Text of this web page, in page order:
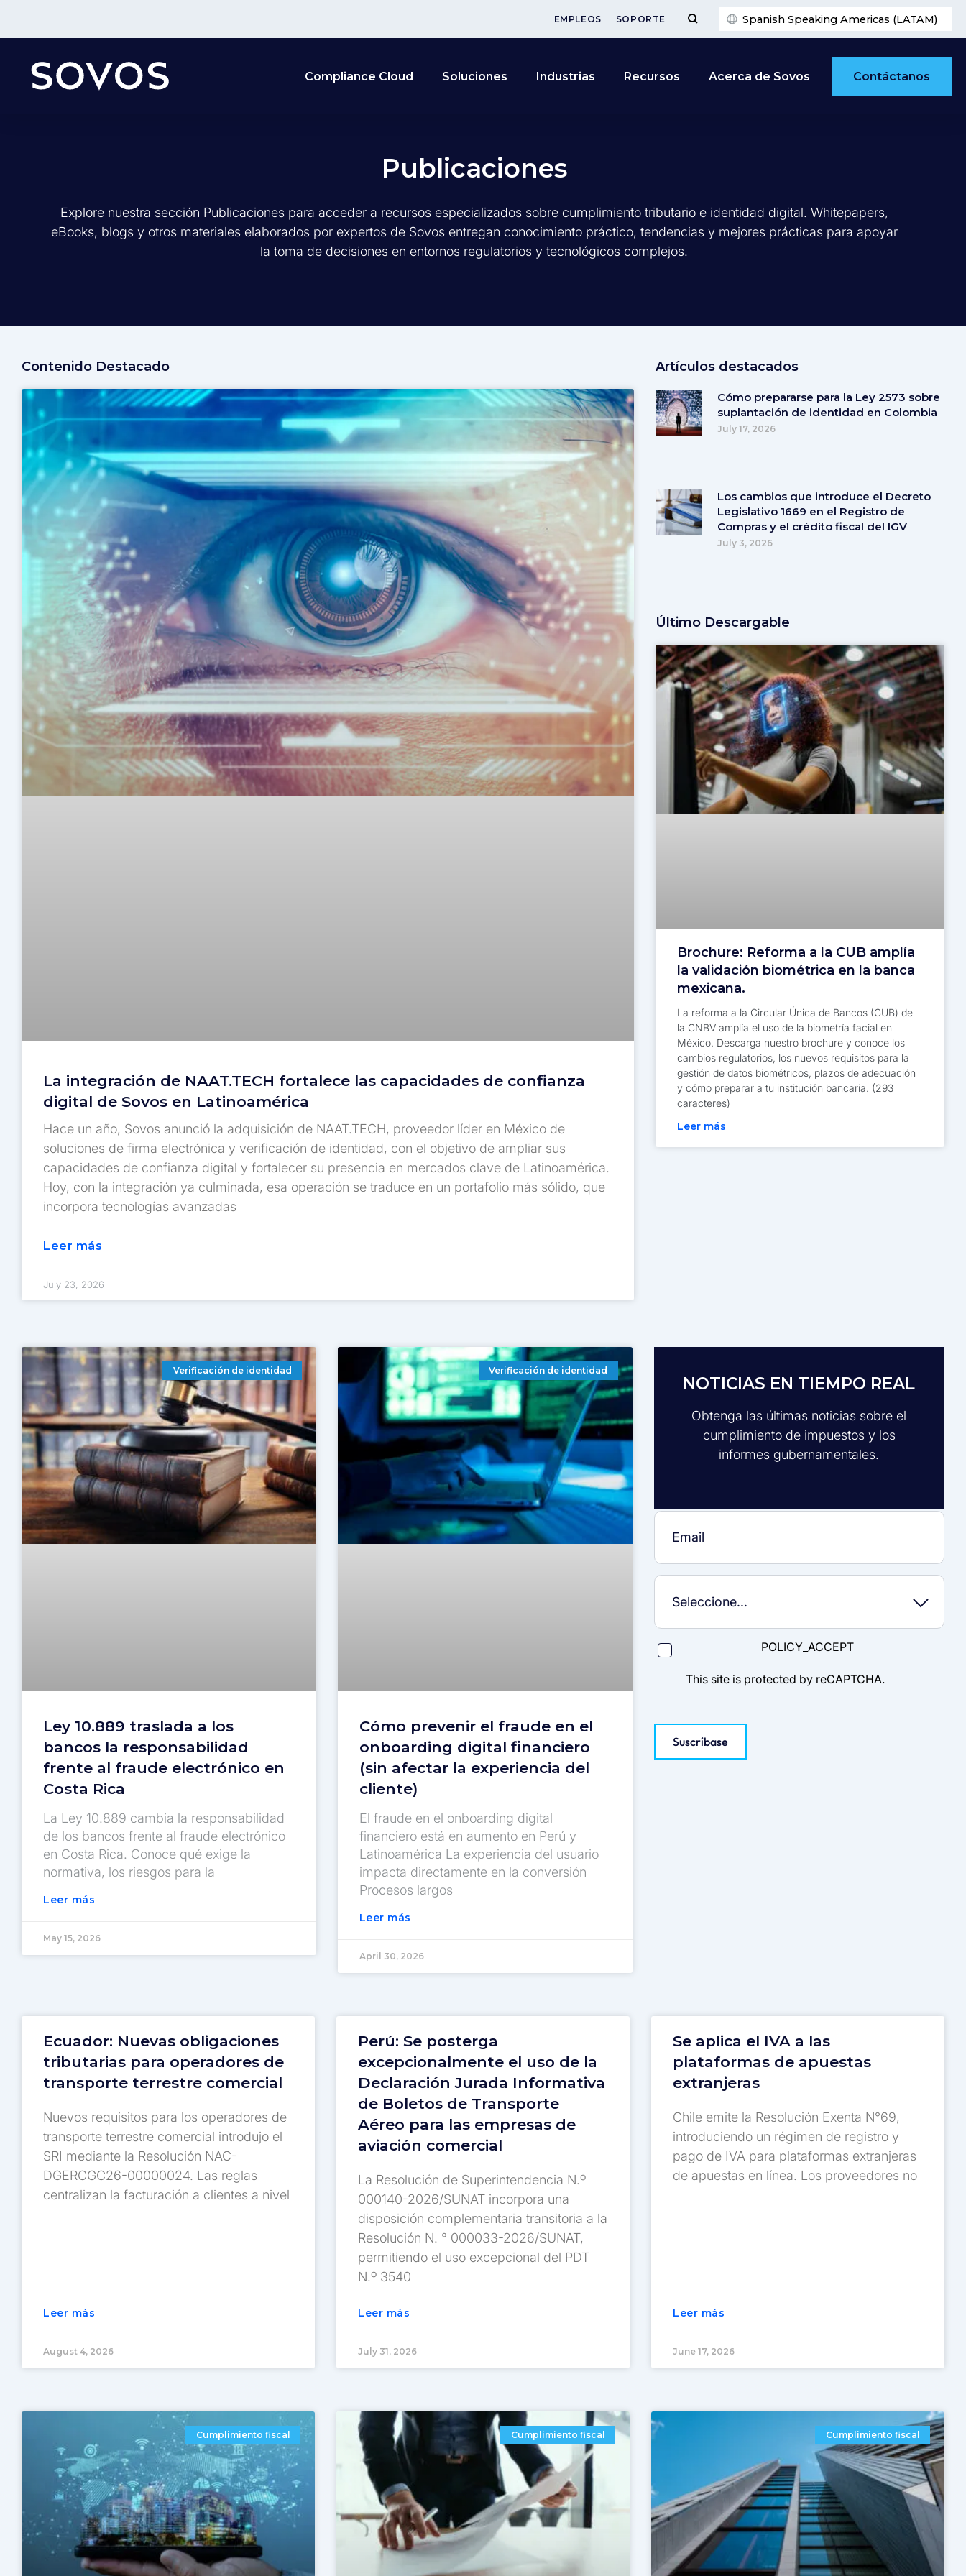
EMPLEOS SOPORTE Spanish Speaking Americas (LATAM)
Compliance Cloud Soluciones Industrias Recursos Acerca de Sovos Contáctanos
Publicaciones
Explore nuestra sección Publicaciones para acceder a recursos especializados sobre cumplimiento tributario e identidad digital. Whitepapers,
eBooks, blogs y otros materiales elaborados por expertos de Sovos entregan conocimiento práctico, tendencias y mejores prácticas para apoyar
la toma de decisiones en entornos regulatorios y tecnológicos complejos.
Contenido Destacado
La integración de NAAT.TECH fortalece las capacidades de confianza
digital de Sovos en Latinoamérica
Hace un año, Sovos anunció la adquisición de NAAT.TECH, proveedor líder en México de
soluciones de firma electrónica y verificación de identidad, con el objetivo de ampliar sus
capacidades de confianza digital y fortalecer su presencia en mercados clave de Latinoamérica.
Hoy, con la integración ya culminada, esa operación se traduce en un portafolio más sólido, que
incorpora tecnologías avanzadas
Leer más
July 23, 2026
Artículos destacados
Cómo prepararse para la Ley 2573 sobre
suplantación de identidad en Colombia
July 17, 2026
Los cambios que introduce el Decreto
Legislativo 1669 en el Registro de
Compras y el crédito fiscal del IGV
July 3, 2026
Último Descargable
Brochure: Reforma a la CUB amplía
la validación biométrica en la banca
mexicana.
La reforma a la Circular Única de Bancos (CUB) de
la CNBV amplía el uso de la biometría facial en
México. Descarga nuestro brochure y conoce los
cambios regulatorios, los nuevos requisitos para la
gestión de datos biométricos, plazos de adecuación
y cómo preparar a tu institución bancaria. (293
caracteres)
Leer más
Verificación de identidad
Ley 10.889 traslada a los
bancos la responsabilidad
frente al fraude electrónico en
Costa Rica
La Ley 10.889 cambia la responsabilidad
de los bancos frente al fraude electrónico
en Costa Rica. Conoce qué exige la
normativa, los riesgos para la
Leer más
May 15, 2026
Verificación de identidad
Cómo prevenir el fraude en el
onboarding digital financiero
(sin afectar la experiencia del
cliente)
El fraude en el onboarding digital
financiero está en aumento en Perú y
Latinoamérica La experiencia del usuario
impacta directamente en la conversión
Procesos largos
Leer más
April 30, 2026
NOTICIAS EN TIEMPO REAL
Obtenga las últimas noticias sobre el
cumplimiento de impuestos y los
informes gubernamentales.
POLICY_ACCEPT
This site is protected by reCAPTCHA.
Suscríbase
Ecuador: Nuevas obligaciones
tributarias para operadores de
transporte terrestre comercial
Nuevos requisitos para los operadores de
transporte terrestre comercial introdujo el
SRI mediante la Resolución NAC-
DGERCGC26-00000024. Las reglas
centralizan la facturación a clientes a nivel
Leer más
August 4, 2026
Perú: Se posterga
excepcionalmente el uso de la
Declaración Jurada Informativa
de Boletos de Transporte
Aéreo para las empresas de
aviación comercial
La Resolución de Superintendencia N.º
000140-2026/SUNAT incorpora una
disposición complementaria transitoria a la
Resolución N. ° 000033-2026/SUNAT,
permitiendo el uso excepcional del PDT
N.º 3540
Leer más
July 31, 2026
Se aplica el IVA a las
plataformas de apuestas
extranjeras
Chile emite la Resolución Exenta N°69,
introduciendo un régimen de registro y
pago de IVA para plataformas extranjeras
de apuestas en línea. Los proveedores no
Leer más
June 17, 2026
Cumplimiento fiscal Cumplimiento fiscal Cumplimiento fiscal